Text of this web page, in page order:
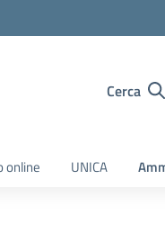
Cerca
online UNICA